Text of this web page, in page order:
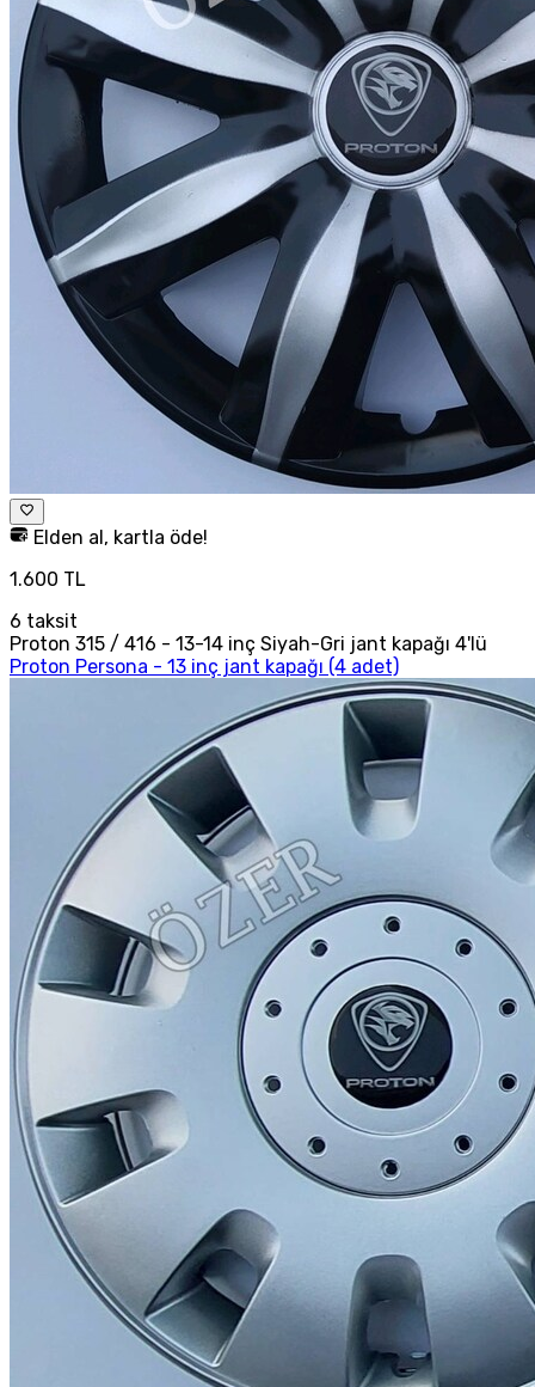
Elden al, kartla öde!
1.600 TL
6 taksit
Proton 315 / 416 - 13-14 inç Siyah-Gri jant kapağı 4'lü
Proton Persona - 13 inç jant kapağı (4 adet)